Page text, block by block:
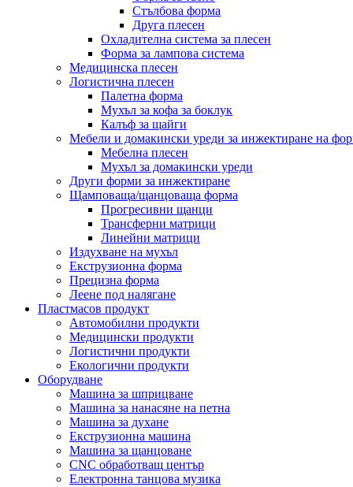
Стълбова форма
Друга плесен
Охладителна система за плесен
Форма за лампова система
Медицинска плесен
Логистична плесен
Палетна форма
Мухъл за кофа за боклук
Калъф за щайги
Мебели и домакински уреди за инжектиране на
Мебелна плесен
Мухъл за домакински уреди
Други форми за инжектиране
Щамповаща/щанцоваща форма
Прогресивни щанци
Трансферни матрици
Линейни матрици
Издухване на мухъл
Екструзионна форма
Прецизна форма
Леене под налягане
Пластмасов продукт
Автомобилни продукти
Медицински продукти
Логистични продукти
Екологични продукти
Оборудване
Машина за шприцване
Машина за нанасяне на петна
Машина за духане
Екструзионна машина
Машина за щанцоване
CNC обработващ център
Електронна танцова музика